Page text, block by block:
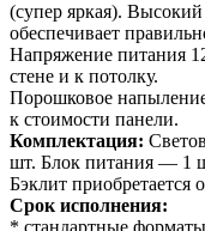
(супер яркая).
обеспечивает
Напряжение питания
стене и к потолку.
Порошковое
к стоимости панели.
Комплектация:
шт. Блок питания — 1
Бэклит приобретается
Срок исполнения: